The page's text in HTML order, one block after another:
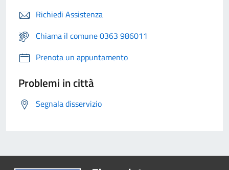
Richiedi Assistenza
Chiama il comune 0363 986011
Prenota un appuntamento
Problemi in città
Segnala disservizio